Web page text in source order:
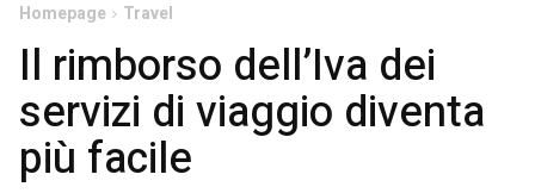
Homepage Travel
Il rimborso dell’Iva dei
servizi di viaggio diventa
più facile